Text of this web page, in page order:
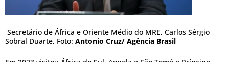
Secretário de África e Oriente Médio do MRE, Carlos Sérgio
Sobral Duarte, Foto: Antonio Cruz/ Agência Brasil